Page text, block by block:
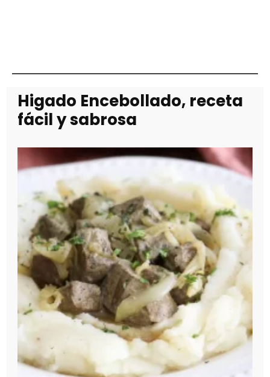
Higado Encebollado, receta
fácil y sabrosa